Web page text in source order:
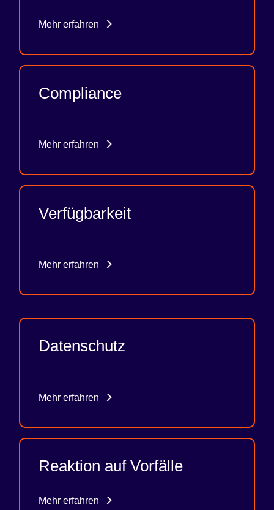
Mehr erfahren
Compliance
Mehr erfahren
Verfügbarkeit
Mehr erfahren
Datenschutz
Mehr erfahren
Reaktion auf Vorfälle
Mehr erfahren